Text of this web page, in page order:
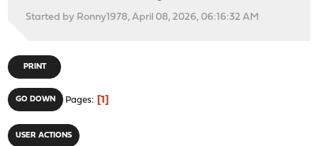
Started by Ronny1978, April 08, 2026, 06:16:32 AM
PRINT
GO DOWN Pages 1
USER ACTIONS